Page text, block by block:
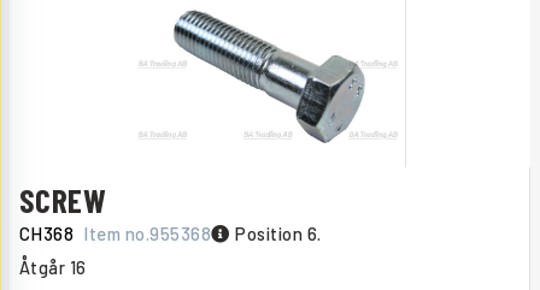
SCREW
CH368 Item no.955368 Position 6.
Åtgår 16